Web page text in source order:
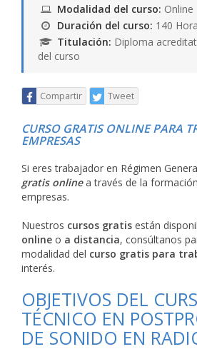
Modalidad del curso: Online
Duración del curso: 140
Titulación: Diploma
del curso
Compartir Tweet
CURSO GRATIS ONLINE PARA
EMPRESAS
Si eres trabajador en Régimen
gratis onlinea través de la
empresas.
Nuestros cursos gratis están
online o a distancia, consúltanos
modalidad del curso gratis para
interés.
OBJETIVOS DEL
TÉCNICO EN
DE SONIDO EN